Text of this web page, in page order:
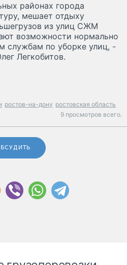
районах города
мешает отдыху
из улиц СЖМ
возможности нормально
службам по уборке улиц, -
Легкобитов.
ростов-на-дону ростовская область
9 просмотров всего.